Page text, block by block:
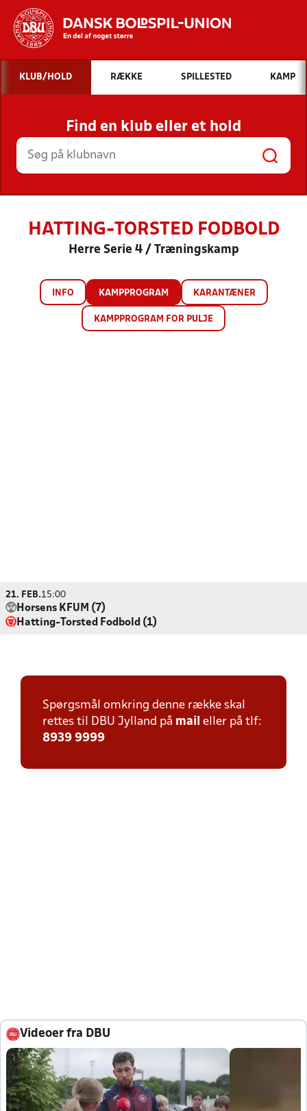
Hvad vil du søge efter?
INDHOLD OG NYHEDER
STILLINGER, RESULTATER, KLUBBER OG
HOLD
KLUB/HOLD RÆKKE SPILLESTED KAMP
Find en klub eller et hold
HATTING-TORSTED FODBOLD
Herre Serie 4 / Træningskamp
INFO KAMPPROGRAM KARANTÆNER
KAMPPROGRAM FOR PULJE
21. FEB.15:00
Horsens KFUM (7)
Hatting-Torsted Fodbold (1)
Spørgsmål omkring denne række skal
rettes til DBU Jylland på mail eller på tlf:
8939 9999
Videoer fra DBU